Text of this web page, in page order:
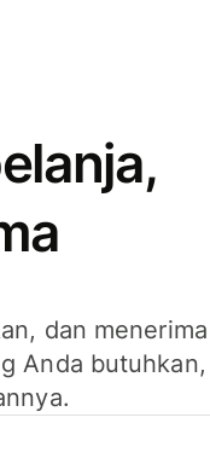
dan menerima
Anda butuhkan,